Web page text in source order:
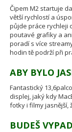
Čipem M2 startuje
větší rychlostí a
půjde práce rychleji
poutavé grafiky a
poradí s více
hodin tě podrží při
ABY BYLO
Fantastický
displej, jaký kdy
fotky i filmy jasnější,
BUDEŠ